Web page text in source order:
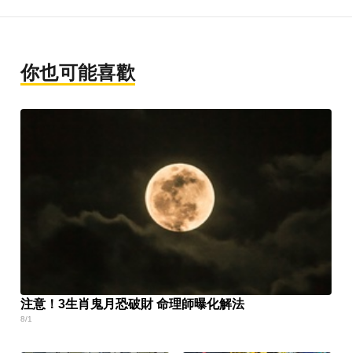
你也可能喜歡
注意！3生肖鬼月恐破財 命理師曝化解法
8/1